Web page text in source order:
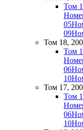
Том
05
09
Том 18,
Том
06
10
Том 17,
Том
06
10